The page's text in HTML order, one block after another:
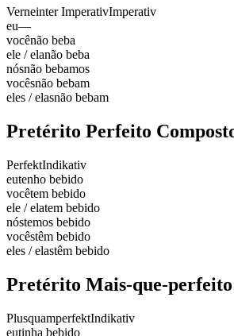
Verneinter ImperativImperativ
eu—
vocênão beba
ele / elanão beba
nósnão bebamos
vocêsnão bebam
eles / elasnão bebam
Pretérito Perfeito
PerfektIndikativ
eutenho bebido
vocêtem bebido
ele / elatem bebido
nóstemos bebido
vocêstêm bebido
eles / elastêm bebido
Pretérito Mais-que-perfeito
PlusquamperfektIndikativ
eutinha bebido